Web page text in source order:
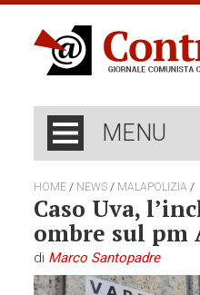
MENU
HOME / NEWS / MALAPOLIZIA /
Caso Uva,
ombre sul pm
di Marco Santopadre